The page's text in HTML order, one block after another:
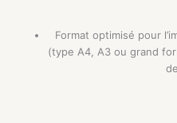
Format optimisé pour
(type A4, A3 ou grand